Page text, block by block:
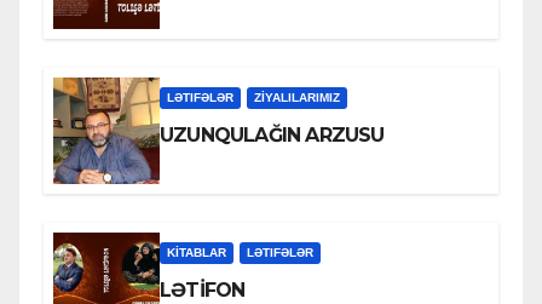
LƏTIFƏLƏR ZİYALILARIMIZ
UZUNQULAĞIN ARZUSU
KİTABLAR LƏTIFƏLƏR
LƏTİFON